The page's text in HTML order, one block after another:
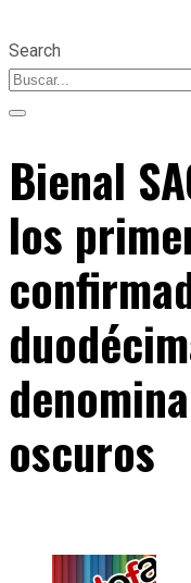
Search
Bienal
los
oscuros